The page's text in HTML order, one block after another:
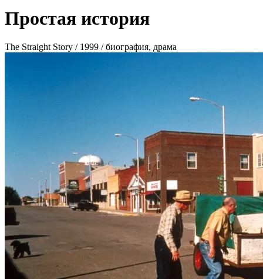
Простая история
The Straight Story / 1999 / биография, драма